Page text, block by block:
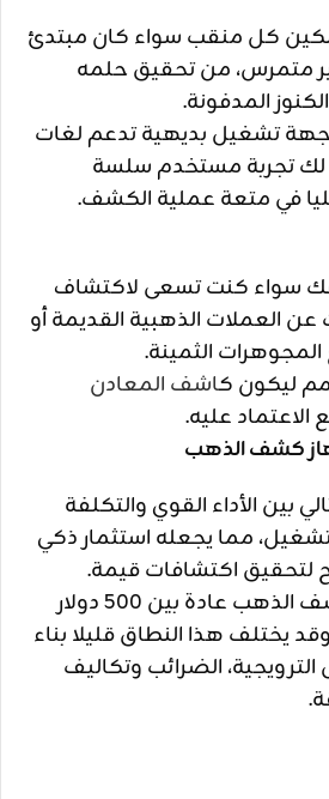
كل منقب سواء كان مبتدئ
متمرس، من تحقيق حلمه
المدفونة.
تشغيل بديهية تدعم لغات
تجربة مستخدم سلسة
في متعة عملية الكشف.
سواء كنت تسعى لاكتشاف
عن العملات الذهبية القديمة أو
الثمينة.
ليكون كاشف المعادن
عليه.
كشف الذهب
بين الأداء القوي والتكلفة
مما يجعله استثمار ذكي
اكتشافات قيمة.
يتراوح سعر جهاز كشف الذهب عادة بين 500 دولار
وقد يختلف هذا النطاق قليلا بناء
الضرائب وتكاليف